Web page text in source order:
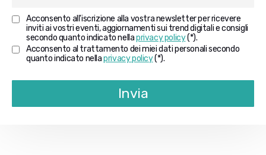
Acconsento all'iscrizione alla vostra newsletter per ricevere
inviti ai vostri eventi, aggiornamenti sui trend digitali e consigli
secondo quanto indicato nellaprivacy policy(*).
Acconsento al trattamento dei miei dati personali secondo
quanto indicato nellaprivacy policy(*).
Invia